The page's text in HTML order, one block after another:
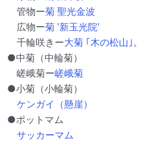
管物ー菊 聖光金波
広物ー菊 '新玉光院'
千輪咲きー大菊 ｢木の松山｣。
●中菊（中輪菊）
嵯峨菊ー嵯峨菊
●小菊（小輪菊）
ケンガイ（懸崖）
●ポットマム
サッカーマム